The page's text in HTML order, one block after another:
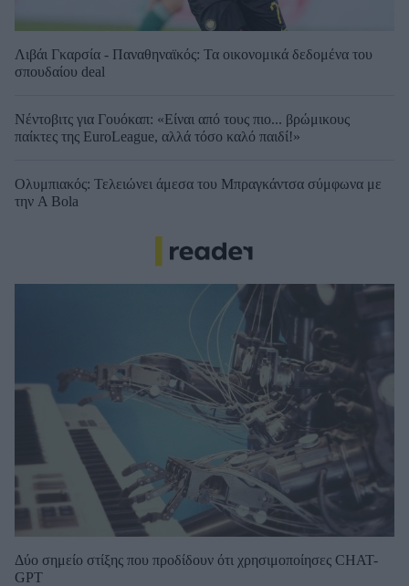
Λιβάι Γκαρσία - Παναθηναϊκός: Τα οικονομικά δεδομένα του
σπουδαίου deal
Νέντοβιτς για Γουόκαπ: «Είναι από τους πιο... βρώμικους
παίκτες της EuroLeague, αλλά τόσο καλό παιδί!»
Ολυμπιακός: Τελειώνει άμεσα του Μπραγκάντσα σύμφωνα με
την A Bola
Δύο σημείο στίξης που προδίδουν ότι χρησιμοποίησες CHAT-
GPT